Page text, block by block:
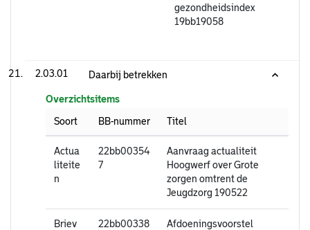
gezondheidsindex
19bb19058
2.03.01 Daarbij betrekken
Overzichtsitems
Soort
BB-nummer Titel
Actua
liteite
n
22bb00354
7
Aanvraag actualiteit
Hoogwerf over Grote
zorgen omtrent de
Jeugdzorg 190522
Briev
22bb00338
Afdoeningsvoorstel